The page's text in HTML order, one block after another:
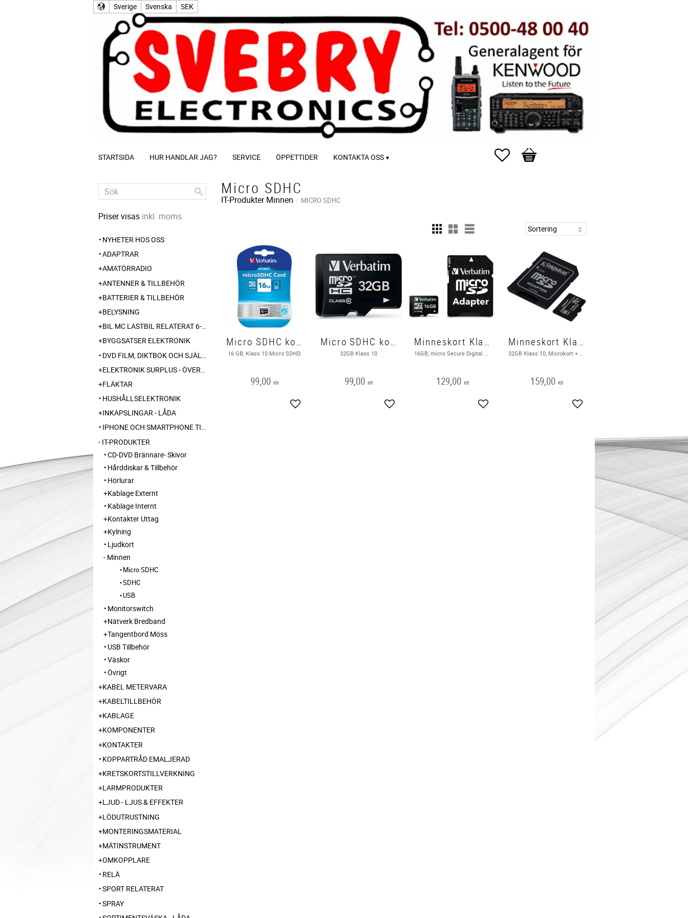
Sverige Svenska SEK
STARTSIDA HUR HANDLAR JAG? SERVICE ÖPPETTIDER KONTAKTA OSS Favoriter
Kundvagn
Micro SDHC
IT-Produkter Minnen MICRO SDHC
Micro SDHC kort, 16GB
16 GB, Klass 10 Micro SDHD.
99,00 KR
Lägg till i favoriter
Micro SDHC kort, Klass 10 32GB
32GB Klass 10
99,00 KR
Lägg till i favoriter
Minneskort Klass 10 16 GB med adapter
16GB, micro Secure Digital High-Capacity, Klass 10, inkl adapter
129,00 KR
Lägg till i favoriter
Minneskort Klass 10, 32GB, inkl. SD-korts adapter
32GB Klass 10, Microkort + SD-korts adapter. microSDHC UHS-I minneskort
159,00 KR
Lägg till i favoriter
Priser visas inkl. moms
NYHETER HOS OSS
ADAPTRAR
AMATÖRRADIO
ANTENNER & TILLBEHÖR
BATTERIER & TILLBEHÖR
BELYSNING
BIL MC LASTBIL RELATERAT 6-12-24 240V
BYGGSATSER ELEKTRONIK
DVD FILM, DIKTBOK OCH SJÄLVBIOGRAFI FRÅN SKARABORG
ELEKTRONIK SURPLUS - ÖVERSKOTT
FLÄKTAR
HUSHÅLLSELEKTRONIK
INKAPSLINGAR - LÅDA
IPHONE OCH SMARTPHONE TILLBEHÖR
IT-PRODUKTER
CD-DVD Brännare- Skivor
Hårddiskar & Tillbehör
Hörlurar
Kablage Externt
Kablage Internt
Kontakter Uttag
Kylning
Ljudkort
Minnen
Micro SDHC
SDHC
USB
Monitorswitch
Nätverk Bredband
Tangentbord Möss
USB Tillbehör
Väskor
Övrigt
KABEL METERVARA
KABELTILLBEHÖR
KABLAGE
KOMPONENTER
KONTAKTER
KOPPARTRÅD EMALJERAD
KRETSKORTSTILLVERKNING
LARMPRODUKTER
LJUD - LJUS & EFFEKTER
LÖDUTRUSTNING
MONTERINGSMATERIAL
MÄTINSTRUMENT
OMKOPPLARE
RELÄ
SPORT RELATERAT
SPRAY